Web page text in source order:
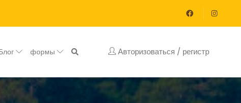
формы Авторизоваться / регистр